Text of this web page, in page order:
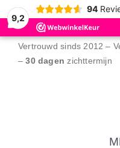
9,2
94
Vertrouwd sinds 2012 –
–30 dagen zichttermijn